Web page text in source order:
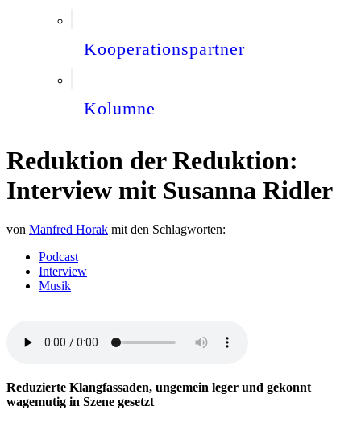
Kooperationspartner
Kolumne
Reduktion der Reduktion:
Interview mit Susanna Ridler
von Manfred Horak mit den Schlagworten:
Podcast
Interview
Musik
Reduzierte Klangfassaden, ungemein leger und gekonnt
wagemutig in Szene gesetzt